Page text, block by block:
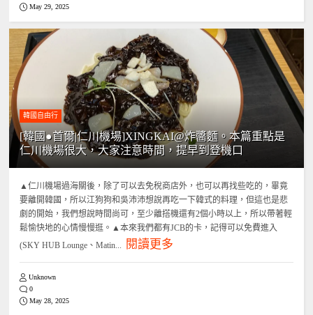
May 29, 2025
韓國自由行
[韓國●首爾|仁川機場]XINGKAI@炸醬麵。本篇重點是
仁川機場很大，大家注意時間，提早到登機口
▲仁川機場過海關後，除了可以去免稅商店外，也可以再找些吃的，畢竟
要離開韓國，所以江狗狗和吳沛沛想說再吃一下韓式的料理，但這也是悲
劇的開始，我們想說時間尚可，至少離搭機還有2個小時以上，所以帶著輕
鬆愉快地的心情慢慢逛。▲本來我們都有JCB的卡，記得可以免費進入
(SKY HUB Lounge、Matin...
閱讀更多
Unknown
0
May 28, 2025